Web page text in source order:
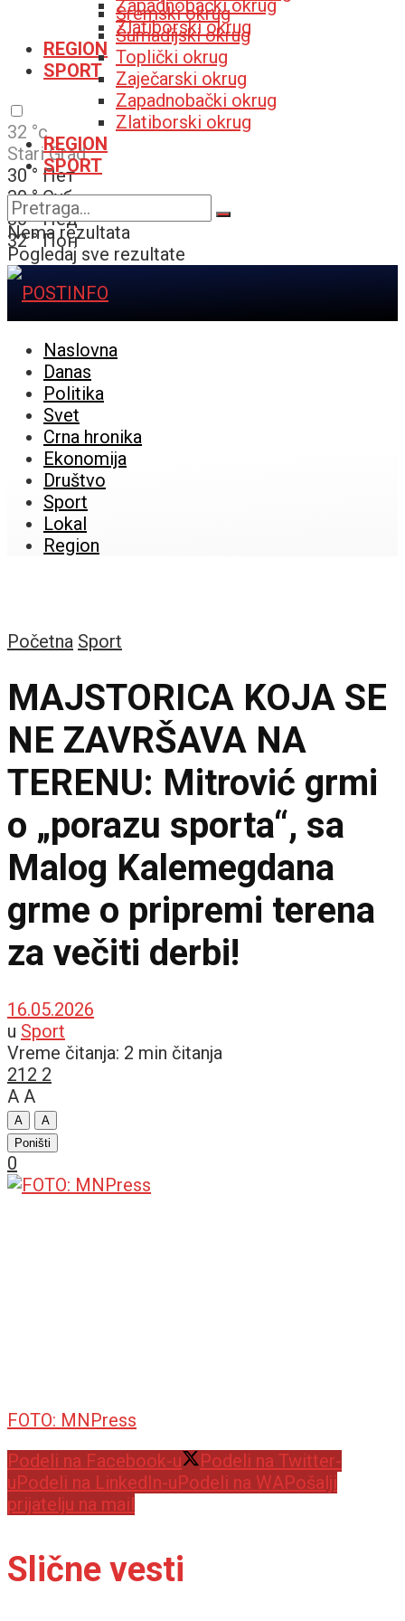
Zapadnobački okrug
Zlatiborski okrug
REGION
SPORT
32 °c
Stari Grad
30 ° Пет
30 ° Суб
30 ° Нед
32 ° Пон
Sremski okrug
Šumadijski okrug
Toplički okrug
Zaječarski okrug
Zapadnobački okrug
Zlatiborski okrug
REGION
SPORT
Nema rezultata
Pogledaj sve rezultate
Naslovna
Danas
Politika
Svet
Crna hronika
Ekonomija
Društvo
Sport
Lokal
Region
Početna Sport
MAJSTORICA KOJA SE
NE ZAVRŠAVA NA
TERENU: Mitrović grmi
o „porazu sporta“, sa
Malog Kalemegdana
grme o pripremi terena
za večiti derbi!
16.05.2026
u Sport
Vreme čitanja: 2 min čitanja
212 2
A A
A
A
Poništi
0
FOTO: MNPress
Podeli na Facebook-u
Podeli na Twitter-
uPodeli na LinkedIn-uPodeli na WAPošalji
prijatelju na mail
Slične vesti